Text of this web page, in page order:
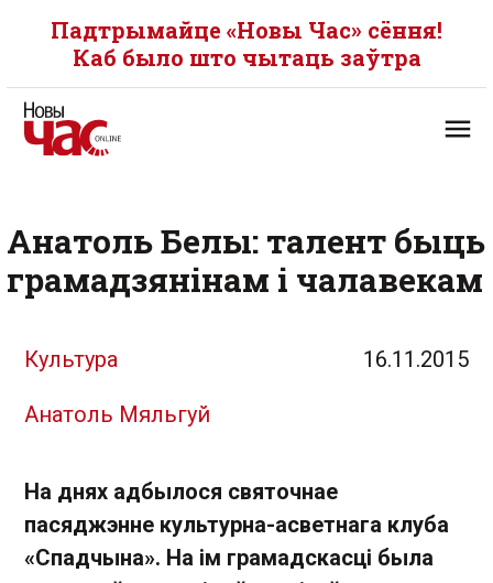
Падтрымайце «Новы Час» сёння!
Каб было што чытаць заўтра
Анатоль Белы: талент быць
грамадзянінам і чалавекам
Культура 16.11.2015
Анатоль Мяльгуй
На днях адбылося святочнае
пасяджэнне культурна-асветнага клуба
«Спадчына». На ім грамадскасці была